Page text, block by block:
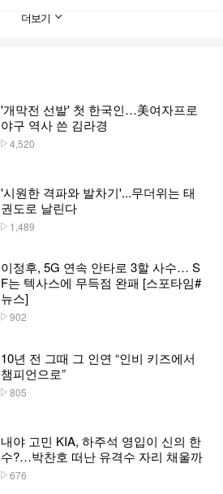
더보기
'개막전 선발' 첫 한국인…美여자프로
야구 역사 쓴 김라경
4,520
'시원한 격파와 발차기'...무더위는 태
권도로 날린다
1,489
이정후, 5G 연속 안타로 3할 사수… S
F는 텍사스에 무득점 완패 [스포타임#
뉴스]
902
10년 전 그때 그 인연 “인비 키즈에서
챔피언으로”
805
내야 고민 KIA, 하주석 영입이 신의 한
수?…박찬호 떠난 유격수 자리 채울까
676